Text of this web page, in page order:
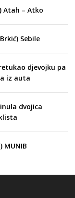
Atah – Atko
Sebile
djevojku pa
iz auta
dvojica
MUNIB